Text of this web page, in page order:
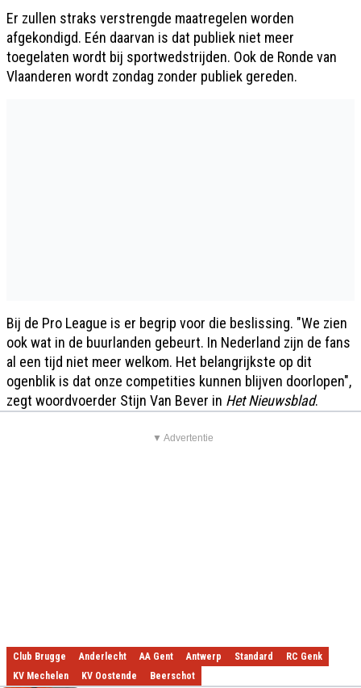
Er zullen straks verstrengde maatregelen worden
afgekondigd. Eén daarvan is dat publiek niet meer
toegelaten wordt bij sportwedstrijden. Ook de Ronde van
Vlaanderen wordt zondag zonder publiek gereden.
Bij de Pro League is er begrip voor die beslissing. "We zien
ook wat in de buurlanden gebeurt. In Nederland zijn de fans
al een tijd niet meer welkom. Het belangrijkste op dit
ogenblik is dat onze competities kunnen blijven doorlopen",
zegt woordvoerder Stijn Van Bever in Het Nieuwsblad.
▼ Advertentie
Club Brugge Anderlecht AA Gent Antwerp Standard
RC Genk
KV Mechelen
KV Oostende Beerschot